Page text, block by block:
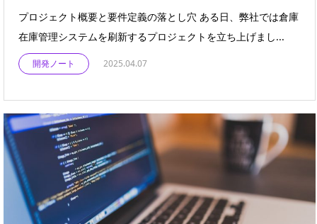
プロジェクト概要と要件定義の落とし穴 ある日、弊社では倉庫
在庫管理システムを刷新するプロジェクトを立ち上げまし...
開発ノート 2025.04.07